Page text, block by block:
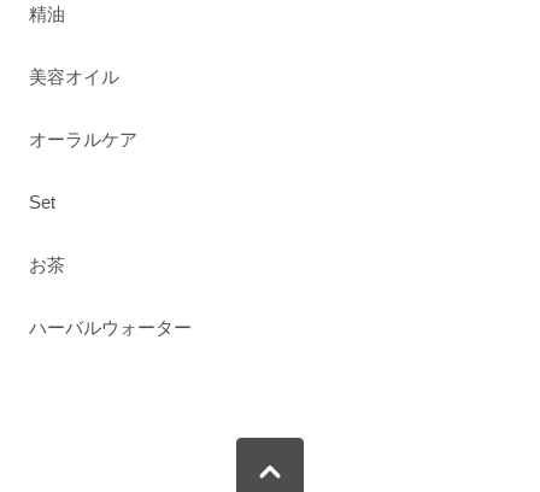
精油
美容オイル
オーラルケア
Set
お茶
ハーバルウォーター